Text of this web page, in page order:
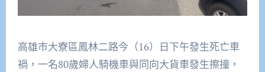
高雄市大寮區鳳林二路今（16）日下午發生死亡車
禍，一名80歲婦人騎機車與同向大貨車發生擦撞，